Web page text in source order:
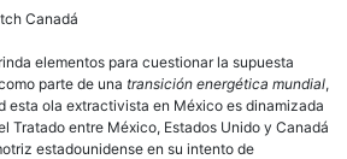
Canadá
elementos para cuestionar la supuesta
parte de una transición energética mundial,
esta ola extractivista en México es dinamizada
Tratado entre México, Estados Unido y Canadá
estadounidense en su intento de